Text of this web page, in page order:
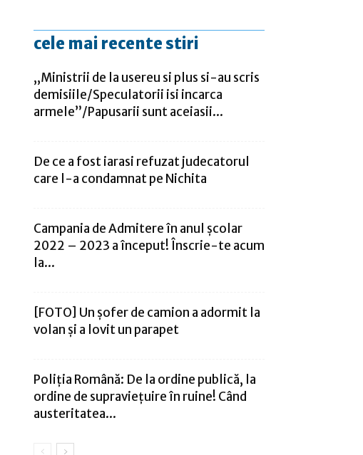
cele mai recente stiri
,,Ministrii de la usereu si plus si-au scris
demisiile/Speculatorii isi incarca
armele”/Papusarii sunt aceiasii...
De ce a fost iarasi refuzat judecatorul
care l-a condamnat pe Nichita
Campania de Admitere în anul școlar
2022 – 2023 a început! Înscrie-te acum
la...
[FOTO] Un șofer de camion a adormit la
volan și a lovit un parapet
Poliția Română: De la ordine publică, la
ordine de supraviețuire în ruine! Când
austeritatea...